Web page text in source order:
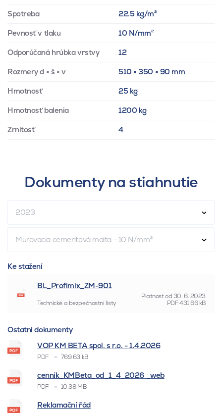
Spotreba 22.5 kg/m²
Pevnosť v tlaku 10 N/mm²
Odporúčaná hrúbka vrstvy 12
Rozmery d × š × v 510 × 350 × 90 mm
Hmotnosť 25 kg
Hmotnosť balenia 1200 kg
Zrnitosť 4
Dokumenty na stiahnutie
2023
Murovacia cementová malta - 10 N/mm²
Ke stažení
BL_Profimix_ZM-901
Platnost od 30. 6. 2023
Technické a bezpečnostní listy
PDF431.66 kB
Ostatní dokumenty
VOP KM BETA spol. s r.o. - 1.4.2026
PDF 769.63 kB
cenník_KMBeta_od_1_4_2026 _web
PDF 10.38 MB
Reklamační řád